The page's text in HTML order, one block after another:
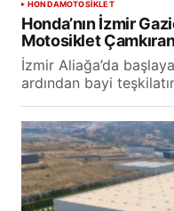
HONDAMOTOSİKLET
Honda’nın İzmir
Motosiklet Çamkıran
İzmir Aliağa’da
ardından bayi